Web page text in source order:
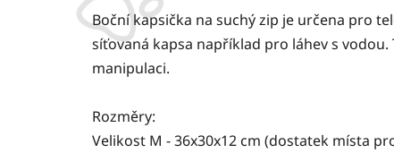
Boční kapsička na suchý zip je určena pro
síťovaná kapsa například pro láhev s vodou.
manipulaci.
Rozměry:
Velikost M - 36x30x12 cm (dostatek místa